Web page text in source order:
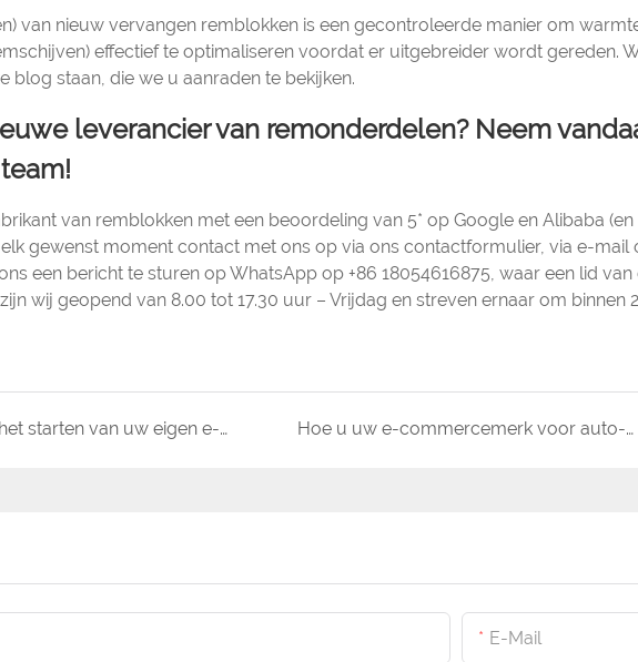
van nieuw vervangen remblokken is een gecontroleerde manier om
effectief te optimaliseren voordat er uitgebreider wordt gereden.
blog staan, die we u aanraden te bekijken.
leverancier van remonderdelen? Neem
van remblokken met een beoordeling van 5* op Google en Alibaba
elk gewenst moment contact met ons op via ons contactformulier, via e-mail
een bericht te sturen op WhatsApp op +86 18054616875, waar een lid van
wij geopend van 8.00 tot 17.30 uur – Vrijdag en streven ernaar om binnen
De ultieme gids voor het starten van uw eigen e-commercesite voor auto-onderdelen Hoe u uw e-commercemerk voor auto-onderdelen tot een succes kunt maken
E-Mail